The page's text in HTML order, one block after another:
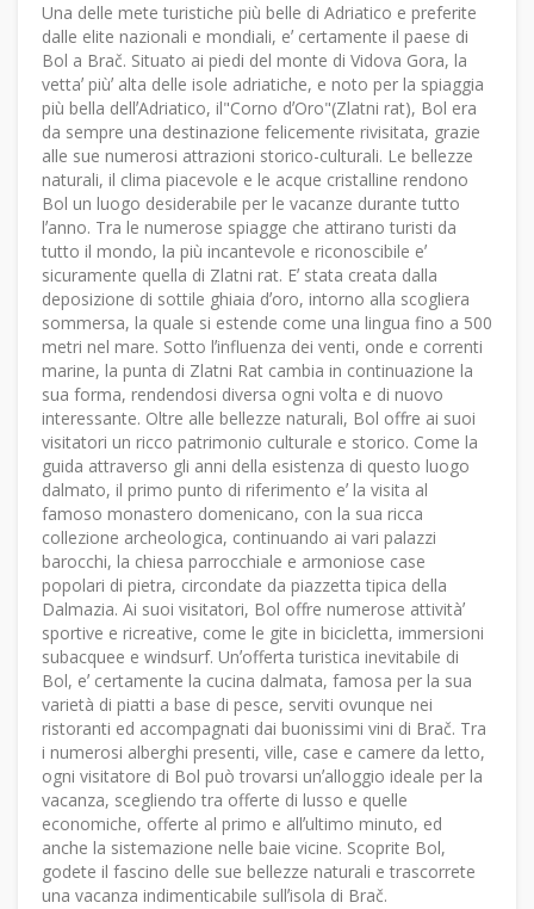
Una delle mete turistiche più belle di Adriatico e preferite
dalle elite nazionali e mondiali, eʼ certamente il paese di
Bol a Brač. Situato ai piedi del monte di Vidova Gora, la
vettaʼ piùʼ alta delle isole adriatiche, e noto per la spiaggia
più bella dellʼAdriatico, il"Corno dʼOro"(Zlatni rat), Bol era
da sempre una destinazione felicemente rivisitata, grazie
alle sue numerosi attrazioni storico-culturali. Le bellezze
naturali, il clima piacevole e le acque cristalline rendono
Bol un luogo desiderabile per le vacanze durante tutto
lʼanno. Tra le numerose spiagge che attirano turisti da
tutto il mondo, la più incantevole e riconoscibile eʼ
sicuramente quella di Zlatni rat. Eʼ stata creata dalla
deposizione di sottile ghiaia dʼoro, intorno alla scogliera
sommersa, la quale si estende come una lingua fino a 500
metri nel mare. Sotto lʼinfluenza dei venti, onde e correnti
marine, la punta di Zlatni Rat cambia in continuazione la
sua forma, rendendosi diversa ogni volta e di nuovo
interessante. Oltre alle bellezze naturali, Bol offre ai suoi
visitatori un ricco patrimonio culturale e storico. Come la
guida attraverso gli anni della esistenza di questo luogo
dalmato, il primo punto di riferimento eʼ la visita al
famoso monastero domenicano, con la sua ricca
collezione archeologica, continuando ai vari palazzi
barocchi, la chiesa parrocchiale e armoniose case
popolari di pietra, circondate da piazzetta tipica della
Dalmazia. Ai suoi visitatori, Bol offre numerose attivitàʼ
sportive e ricreative, come le gite in bicicletta, immersioni
subacquee e windsurf. Unʼofferta turistica inevitabile di
Bol, eʼ certamente la cucina dalmata, famosa per la sua
varietà di piatti a base di pesce, serviti ovunque nei
ristoranti ed accompagnati dai buonissimi vini di Brač. Tra
i numerosi alberghi presenti, ville, case e camere da letto,
ogni visitatore di Bol può trovarsi unʼalloggio ideale per la
vacanza, scegliendo tra offerte di lusso e quelle
economiche, offerte al primo e allʼultimo minuto, ed
anche la sistemazione nelle baie vicine. Scoprite Bol,
godete il fascino delle sue bellezze naturali e trascorrete
una vacanza indimenticabile sullʼisola di Brač.